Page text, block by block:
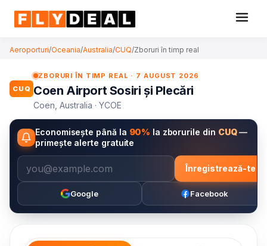
Aeroporturi/Oceania/Australia/CUQ/Zboruri în timp real
CUQ
ZBORURI ÎN TIMP REAL · 7 AUGUST 2026
Coen Airport Sosiri și Plecări
Coen, Australia · YCOE
Economisește până la 90% la zborurile din CUQ—
primește alerte gratuite
Înregistrează-te
Google Facebook